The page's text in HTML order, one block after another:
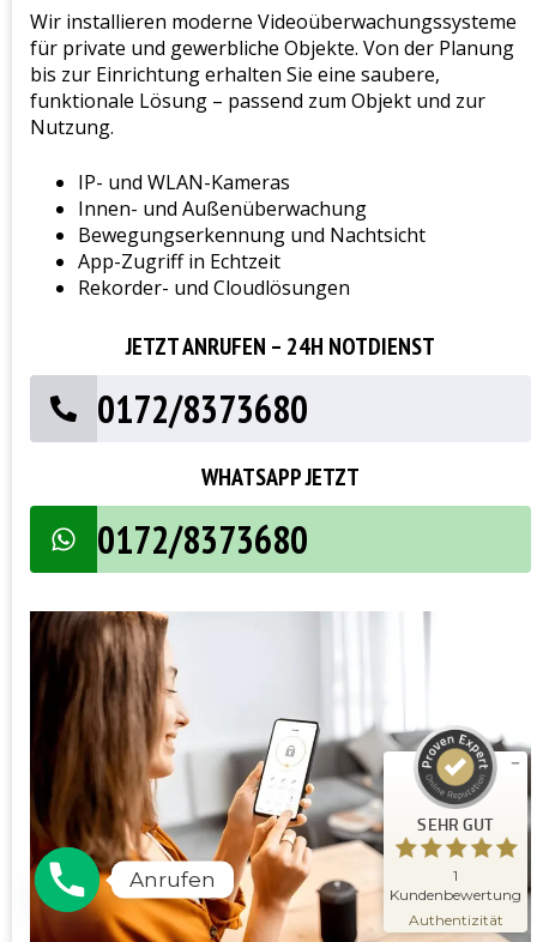
Wir installieren moderne Videoüberwachungssysteme
für private und gewerbliche Objekte. Von der Planung
bis zur Einrichtung erhalten Sie eine saubere,
funktionale Lösung – passend zum Objekt und zur
Nutzung.
IP- und WLAN-Kameras
Innen- und Außenüberwachung
Bewegungserkennung und Nachtsicht
App-Zugriff in Echtzeit
Rekorder- und Cloudlösungen
JETZT ANRUFEN – 24H NOTDIENST
0172/8373680
WHATSAPP JETZT
0172/8373680
Anrufen
SEHR GUT
1
Kundenbewertung
Authentizität
Kundenbewertungen und Erfahrungen zu
Empfehlungen auf
ProvenExpert.com
5,00
/
5,00
1
Bewertung auf ProvenExpert.com
Erfahren Sie mehr über dieses
Bewertungssiegel
09.11.2025
Profil ansehen